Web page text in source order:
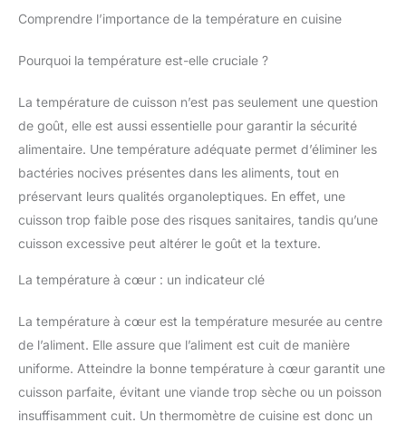
Comprendre l’importance de la température en cuisine
Pourquoi la température est-elle cruciale ?
La température de cuisson n’est pas seulement une question
de goût, elle est aussi essentielle pour garantir la sécurité
alimentaire. Une température adéquate permet d’éliminer les
bactéries nocives présentes dans les aliments, tout en
préservant leurs qualités organoleptiques. En effet, une
cuisson trop faible pose des risques sanitaires, tandis qu’une
cuisson excessive peut altérer le goût et la texture.
La température à cœur : un indicateur clé
La température à cœur est la température mesurée au centre
de l’aliment. Elle assure que l’aliment est cuit de manière
uniforme. Atteindre la bonne température à cœur garantit une
cuisson parfaite, évitant une viande trop sèche ou un poisson
insuffisamment cuit. Un thermomètre de cuisine est donc un